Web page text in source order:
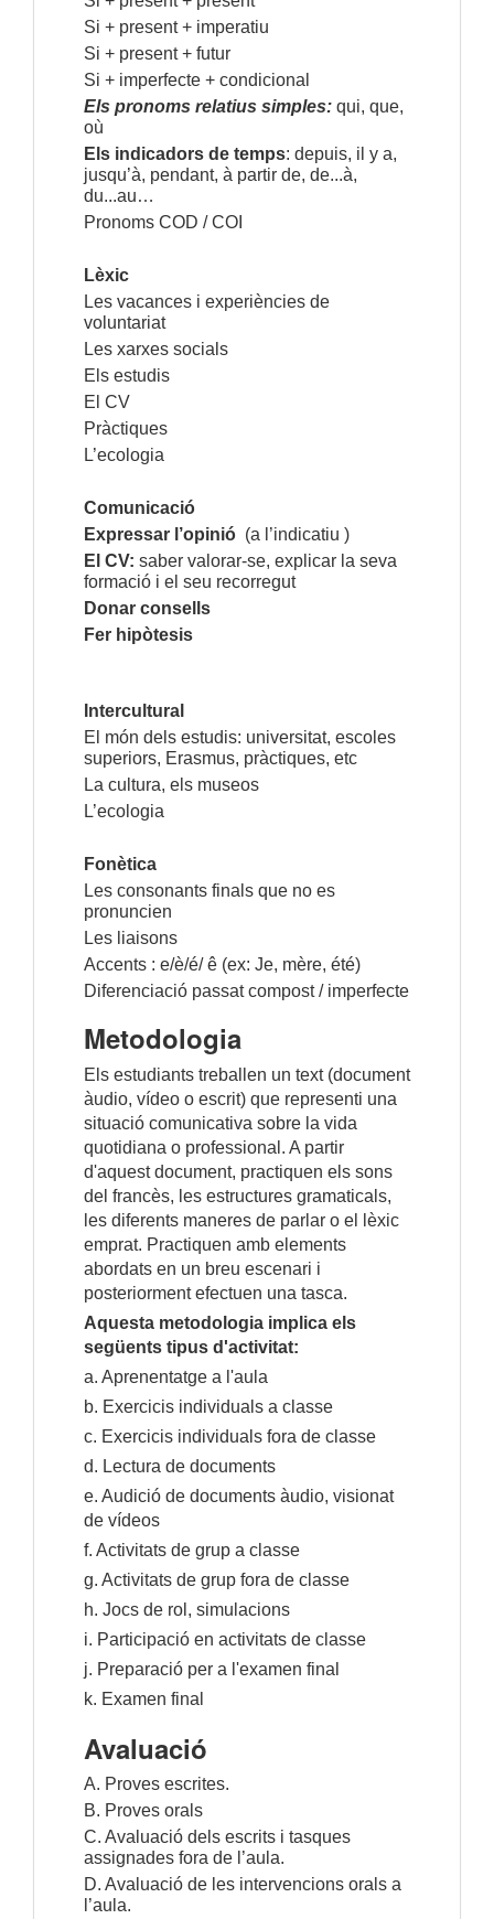
Si + present + imperatiu
Si + present + futur
Si + imperfecte + condicional
Els pronoms relatius simples: qui, que,
où
Els indicadors de temps: depuis, il y a,
jusqu’à, pendant, à partir de, de...à,
du...au…
Pronoms COD / COI
Lèxic
Les vacances i experiències de
voluntariat
Les xarxes socials
Els estudis
El CV
Pràctiques
L’ecologia
Comunicació
Expressar l’opinió (a l’indicatiu )
El CV: saber valorar-se, explicar la seva
formació i el seu recorregut
Donar consells
Fer hipòtesis
Intercultural
El món dels estudis: universitat, escoles
superiors, Erasmus, pràctiques, etc
La cultura, els museos
L’ecologia
Fonètica
Les consonants finals que no es
pronuncien
Les liaisons
Accents : e/è/é/ ê (ex: Je, mère, été)
Diferenciació passat compost / imperfecte
Metodologia
Els estudiants treballen un text (document
àudio, vídeo o escrit) que representi una
situació comunicativa sobre la vida
quotidiana o professional. A partir
d'aquest document, practiquen els sons
del francès, les estructures gramaticals,
les diferents maneres de parlar o el lèxic
emprat. Practiquen amb elements
abordats en un breu escenari i
posteriorment efectuen una tasca.
Aquesta metodologia implica els
següents tipus d'activitat:
a. Aprenentatge a l'aula
b. Exercicis individuals a classe
c. Exercicis individuals fora de classe
d. Lectura de documents
e. Audició de documents àudio, visionat
de vídeos
f. Activitats de grup a classe
g. Activitats de grup fora de classe
h. Jocs de rol, simulacions
i. Participació en activitats de classe
j. Preparació per a l'examen final
k. Examen final
Avaluació
A. Proves escrites.
B. Proves orals
C. Avaluació dels escrits i tasques
assignades fora de l’aula.
D. Avaluació de les intervencions orals a
l’aula.